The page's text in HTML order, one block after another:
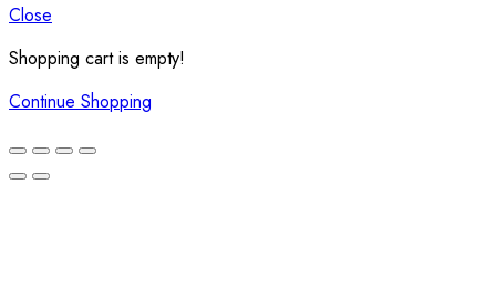
Close
Shopping cart is empty!
Continue Shopping